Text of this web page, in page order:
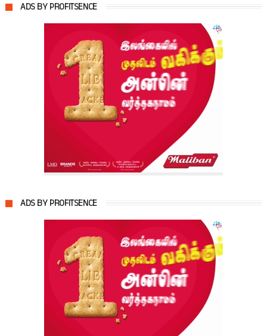
ADS BY PROFITSENCE
ADS BY PROFITSENCE